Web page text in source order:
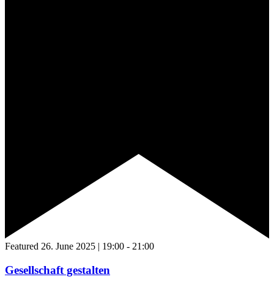
Featured 26. June 2025 | 19:00 - 21:00
Gesellschaft gestalten